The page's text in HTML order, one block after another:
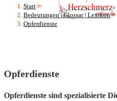
Start>>
Bedeutungen | Glossar | Lexikon>>
Opferdienste
Opferdienste
Opferdienste sind spezialisierte